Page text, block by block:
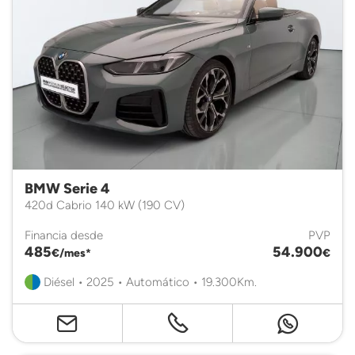
BMW Serie 4
420d Cabrio 140 kW (190 CV)
Financia desde
485€/mes*
PVP
54.900€
Diésel • 2025 • Automático • 19.300Km.